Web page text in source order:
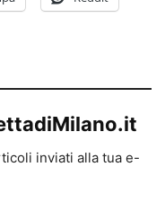
inviati alla tua e-